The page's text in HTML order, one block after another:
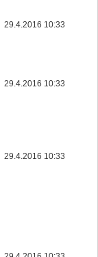
29.4.2016 10:33
29.4.2016 10:33
29.4.2016 10:33